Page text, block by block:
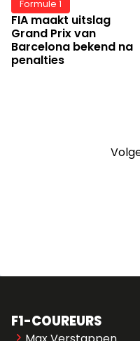
Formule 1
FIA maakt uitslag
Grand Prix van
Barcelona bekend na
penalties
F1-COUREURS